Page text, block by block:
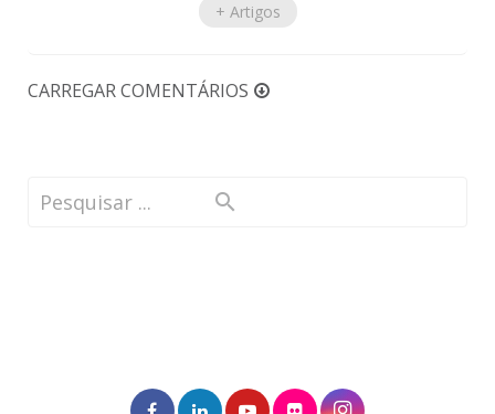
+ Artigos
CARREGAR COMENTÁRIOS